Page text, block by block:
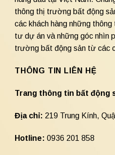
thông thị trường bất động
các khách hàng những
tư dự án và những góc nhìn
trường bất động sản từ các
THÔNG TIN LIÊN HỆ
Trang thông tin bất động
Địa chỉ: 219 Trung Kính,
Hotline: 0936 201 858